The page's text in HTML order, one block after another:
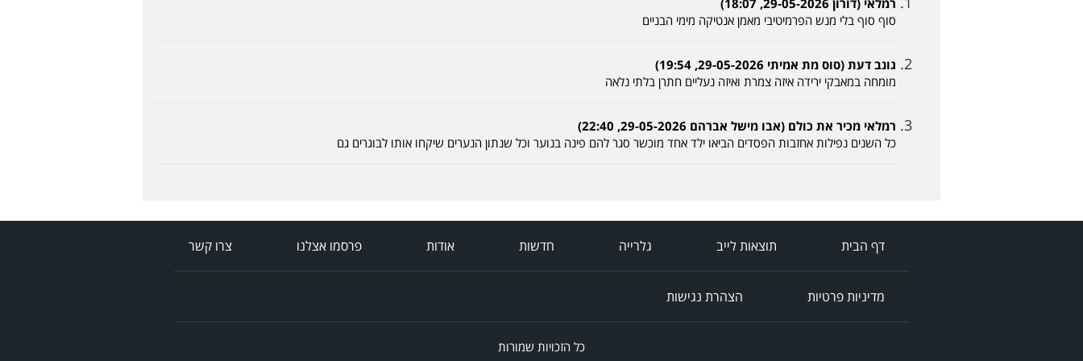
רמלאי (דורון 29-05-2026, 18:07)
סוף סוף בלי מנש הפרמיטיבי מאמן אנטיקה מימי הבניים
גונב דעת (סוס מת אמיתי 29-05-2026, 19:54)
מומחה במאבקי ירידה איזה צמרת ואיזה נעליים חתרן בלתי נלאה
רמלאי מכיר את כולם (אבו מישל אברהם 29-05-2026, 22:40)
כל השנים נפילות אחזבות הפסדים הביאו ילד אחד מוכשר סגר להם פינה בנוער וכל שנתון הנערים שיקחו אותו לבוגרים גם
דף הבית תוצאות לייב גלרייה חדשות אודות פרסמו אצלנו צרו קשר
מדיניות פרטיות הצהרת נגישות
כל הזכויות שמורות